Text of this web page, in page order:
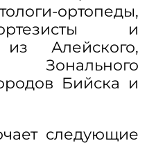
ортопеды,
и
из Алейского,
Зонального
Бийска и
следующие